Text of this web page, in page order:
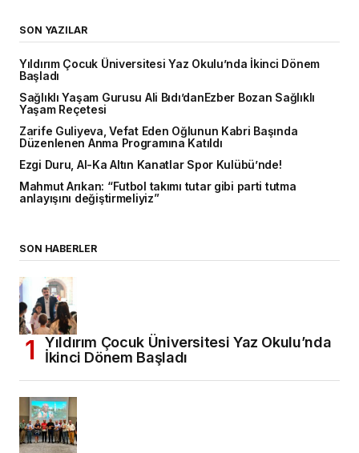
SON YAZILAR
Yıldırım Çocuk Üniversitesi Yaz Okulu’nda İkinci Dönem
Başladı
Sağlıklı Yaşam Gurusu Ali Bıdı’danEzber Bozan Sağlıklı
Yaşam Reçetesi
Zarife Guliyeva, Vefat Eden Oğlunun Kabri Başında
Düzenlenen Anma Programına Katıldı
Ezgi Duru, Al-Ka Altın Kanatlar Spor Kulübü’nde!
Mahmut Arıkan: “Futbol takımı tutar gibi parti tutma
anlayışını değiştirmeliyiz”
SON HABERLER
Yıldırım Çocuk Üniversitesi Yaz Okulu’nda
İkinci Dönem Başladı